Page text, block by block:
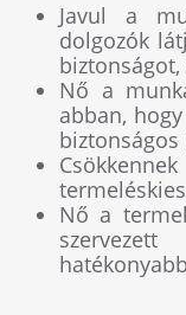
Javul a
dolgozók
Nő a
abban,
Nő a